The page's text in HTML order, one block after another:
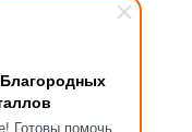
Готовы помочь